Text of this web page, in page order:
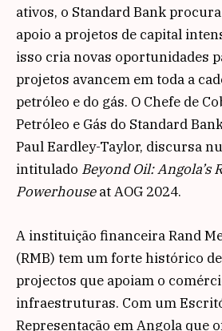
ativos, o Standard Bank
apoio a projetos de capital
isso cria novas oportunidades
projetos avancem em toda a
petróleo e do gás. O Chefe de
Petróleo e Gás do Standard
Paul Eardley-Taylor, discursa
intitulado Beyond Oil: Angola’s
Powerhouseat AOG 2024.
A instituição financeira Rand
(RMB) tem um forte histórico
projectos que apoiam o
infraestruturas. Com um
Representação em Angola que